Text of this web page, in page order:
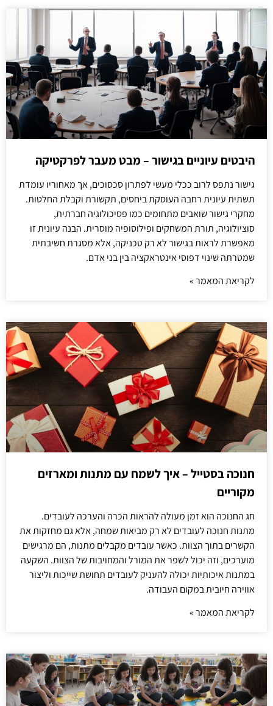
היבטים עיוניים בגישור – מבט מעבר לפרקטיקה
גישור נתפס לרוב ככלי מעשי לפתרון סכסוכים, אך מאחוריו עומדת
תשתית עיונית רחבה העוסקת ביחסים, תקשורת וקבלת החלטות.
מחקרי גישור שואבים מתחומים כמו פסיכולוגיה חברתית,
סוציולוגיה, תורת המשחקים ופילוסופיה מוסרית. הבנה עיונית זו
מאפשרת לראות בגישור לא רק טכניקה, אלא מסגרת חשיבתית
שמטרתה שינוי דפוסי אינטראקציה בין בני אדם.
לקריאת המאמר »
חנוכה בסטייל – איך לשמח עם מתנות ומארזים
מקוריים
חג החנוכה הוא זמן מעולה להראות הכרה והערכה לעובדים.
מתנות חנוכה לעובדים לא רק מביאות שמחה, אלא גם מחזקות את
הקשרים בתוך הצוות. כאשר עובדים מקבלים מתנות, הם מרגישים
מוערכים, וזה יכול לשפר את המורל והמחויבות של הצוות. השקעה
במתנות איכותיות יכולה להעניק לעובדים תחושת שייכות וליצור
אווירה חיובית במקום העבודה.
לקריאת המאמר »